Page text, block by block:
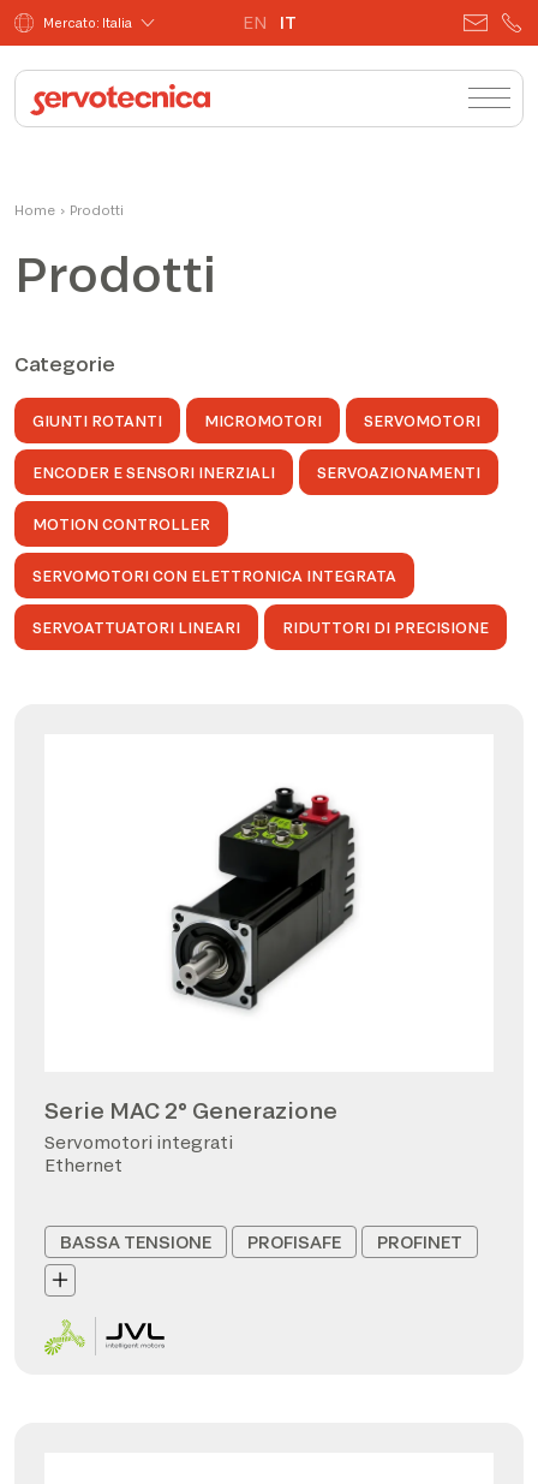
Mercato: Italia EN IT
Home › Prodotti
Prodotti
Categorie
GIUNTI ROTANTI MICROMOTORI SERVOMOTORI
ENCODER E SENSORI INERZIALI SERVOAZIONAMENTI
MOTION CONTROLLER
SERVOMOTORI CON ELETTRONICA INTEGRATA
SERVOATTUATORI LINEARI RIDUTTORI DI PRECISIONE
Serie MAC 2° Generazione
Servomotori integrati
Ethernet
BASSA TENSIONE PROFISAFE PROFINET